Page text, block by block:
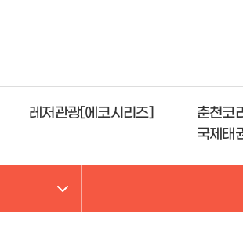
레저관광[에코시리즈]
춘천코
국제태